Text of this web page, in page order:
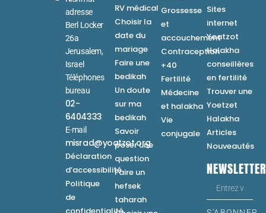
adresse
Berl Locker
26a
Jerusalem,
Israel
Téléphones
bureau
02-
6404333
E-mail
misrad@yoatzot.org
Déclaration
d’accessibilité
Politique
de
confidentialité
RV médical
Choisir la
date du
mariage
Faire une
bedikah
Un doute
sur ma
bedikah
Savoir
poser une
question
Faire un
hefsek
taharah
Grossesse
et
accouchement
Contraception
+40
Fertilité
Médecine
et halakha
Vie
conjugale
Sites
internet
Yoatzot
Halakha
conseillères
en fertilité
Trouver une
Yoetzet
Halakha
Articles
Nouveautés